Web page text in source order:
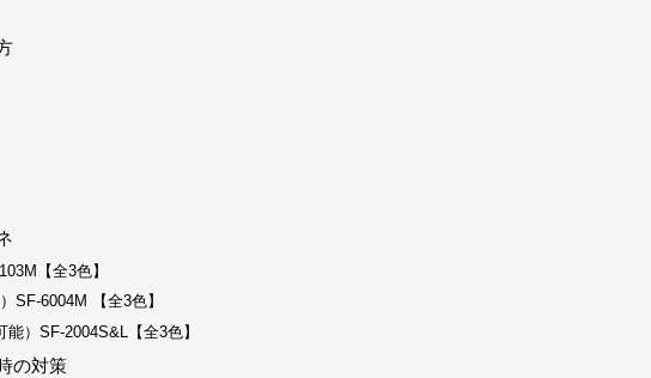
【全3色】
SF-6004M 【全3色】
）SF-2004S&L【全3色】
の対策